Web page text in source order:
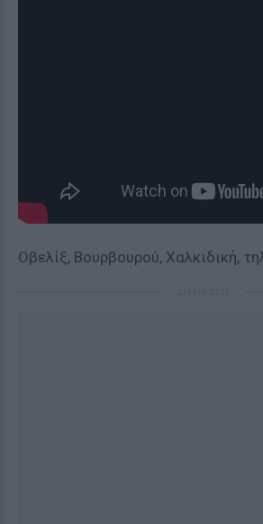
Οβελίξ, Βουρβουρού, Χαλκιδική,